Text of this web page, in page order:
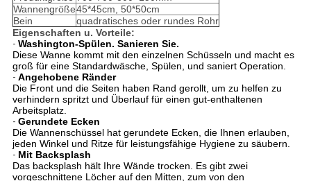
Wannengröße45*45cm, 50*50cm
Bein
quadratisches oder rundes Rohr
Eigenschaften u. Vorteile:
- Washington-Spülen. Sanieren Sie.
Diese Wanne kommt mit den einzelnen Schüsseln und macht es
groß für eine Standardwäsche, Spülen, und saniert Operation.
- Angehobene Ränder
Die Front und die Seiten haben Rand gerollt, um zu helfen zu
verhindern spritzt und Überlauf für einen gut-enthaltenen
Arbeitsplatz.
- Gerundete Ecken
Die Wannenschüssel hat gerundete Ecken, die Ihnen erlauben,
jeden Winkel und Ritze für leistungsfähige Hygiene zu säubern.
- Mit Backsplash
Das backsplash hält Ihre Wände trocken. Es gibt zwei
vorgeschnittene Löcher auf den Mitten, zum von den